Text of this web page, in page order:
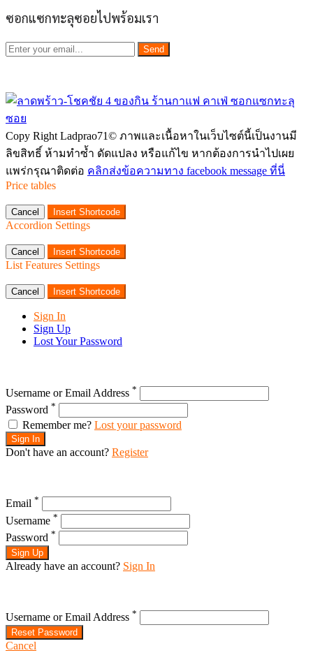
ซอกแซกทะลุซอยไปพร้อมเรา
Send
Copy Right Ladprao71© ภาพและเนื้อหาในเว็บไซต์นี้เป็นงานมี
ลิขสิทธิ์ ห้ามทำซ้ำ ดัดแปลง หรือแก้ไข หากต้องการนำไปเผย
แพร่กรุณาติดต่อ คลิกส่งข้อความทาง facebook message ที่นี่
Price tables
Cancel Insert Shortcode
Accordion Settings
Cancel Insert Shortcode
List Features Settings
Cancel Insert Shortcode
Sign In
Sign Up
Lost Your Password
Username or Email Address *
Password *
Remember me? Lost your password
Sign In
Don't have an account? Register
Email *
Username *
Password *
Sign Up
Already have an account? Sign In
Username or Email Address *
Reset Password
Cancel